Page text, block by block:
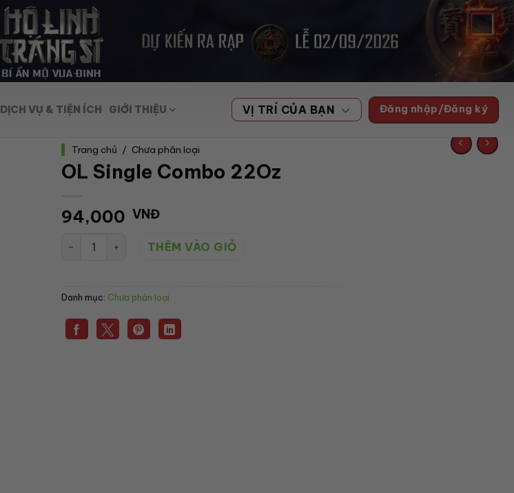
DỊCH VỤ & TIỆN ÍCH GIỚI THIỆU VỊ TRÍ CỦA BẠN Đăng nhập/Đăng ký
Trang chủ / Chưa phân loại
OL Single Combo 22Oz
94,000 VNĐ
OL Single Combo 22Oz số lượng
THÊM VÀO GIỎ
Danh mục: Chưa phân loại